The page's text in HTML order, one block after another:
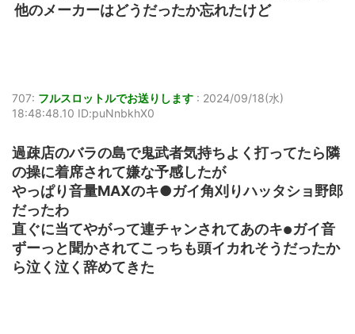
他のメーカーはどうだったか忘れたけど
707: フルスロットルでお送りします : 2024/09/18(水)
18:48:48.10 ID:puNnbkhX0
過疎店のバラの島で鬼武者気持ちよく打ってたら隣
の操に着席されて嫌な予感したが
やっぱり音量MAXのキ●ガイ角刈りハッタショ野郎
だったわ
直ぐに当てやがって連チャンされてあのキ●ガイ音
ずーっと聞かされてこっちも頭イカれそうだったか
ら泣く泣く辞めてきた